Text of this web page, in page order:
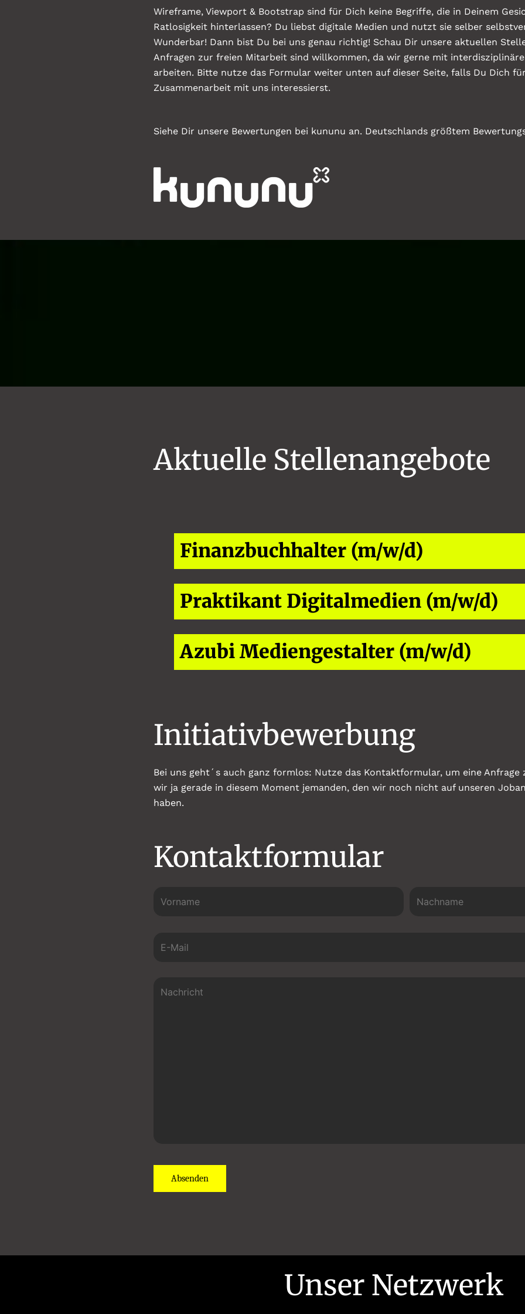
Wireframe, Viewport & Bootstrap sind für Dich keine Begriffe, die in Deinem
Ratlosigkeit hinterlassen? Du liebst digitale Medien und nutzt sie selber
Wunderbar! Dann bist Du bei uns genau richtig! Schau Dir unsere aktuellen
Anfragen zur freien Mitarbeit sind willkommen, da wir gerne mit
arbeiten. Bitte nutze das Formular weiter unten auf dieser Seite, falls Du Dich
Zusammenarbeit mit uns interessierst.
Siehe Dir unsere Bewertungen bei kununu an. Deutschlands größtem
Aktuelle Stellenangebote
Finanzbuchhalter (m/w/d)
Praktikant Digitalmedien (m/w/d)
Azubi Mediengestalter (m/w/d)
Initiativbewerbung
Bei uns geht´s auch ganz formlos: Nutze das Kontaktformular, um eine Anfrage
wir ja gerade in diesem Moment jemanden, den wir noch nicht auf unseren
haben.
Kontaktformular
Unser Netzwerk